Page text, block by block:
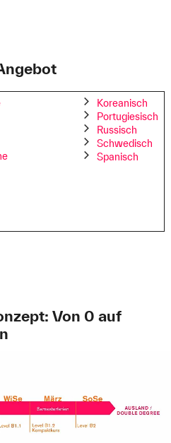
Koreanisch
Portugiesisch
Russisch
Schwedisch
Spanisch
Von 0 auf